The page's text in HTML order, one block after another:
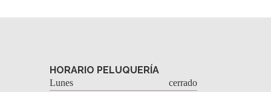
HORARIO PELUQUERÍA
Lunes
cerrado